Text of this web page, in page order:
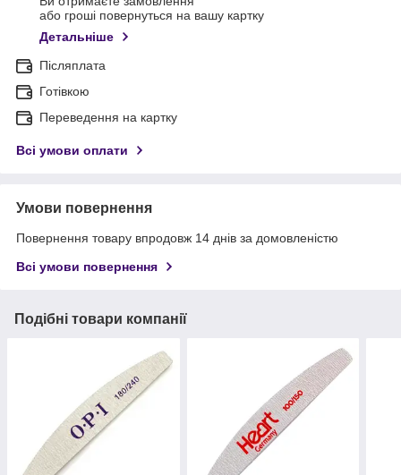
або гроші повернуться на вашу картку
Детальніше
Післяплата
Готівкою
Переведення на картку
Всі умови оплати
Умови повернення
Повернення товару впродовж 14 днів за домовленістю
Всі умови повернення
Подібні товари компанії